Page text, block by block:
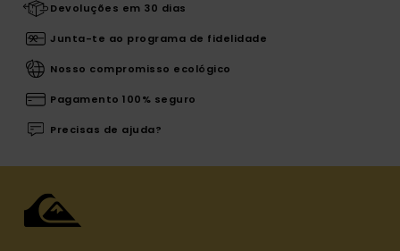
Devoluções em 30 dias
Junta-te ao programa de fidelidade
Nosso compromisso ecológico
Pagamento 100% seguro
Precisas de ajuda?